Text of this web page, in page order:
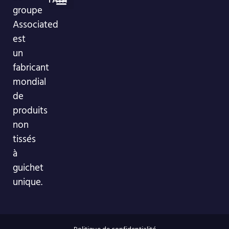
groupe
Associated
est
un
fabricant
mondial
de
produits
non
tissés
à
guichet
unique.